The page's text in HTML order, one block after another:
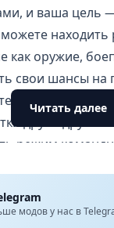
и ваша цель
находить
как оружие,
свои шансы на
друг с другом.
режим
вражеской
динамичной и
Читать далее
модов у нас в